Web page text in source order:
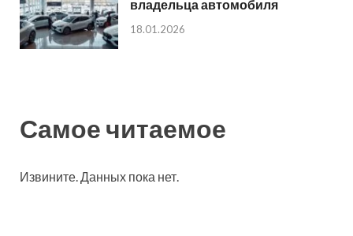
владельца автомобиля
18.01.2026
Самое читаемое
Извините. Данных пока нет.